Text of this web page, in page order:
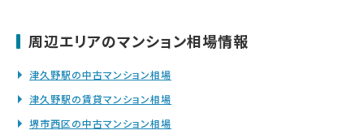
周辺エリアのマンション相場情報
津久野駅の中古マンション相場
津久野駅の賃貸マンション相場
堺市西区の中古マンション相場